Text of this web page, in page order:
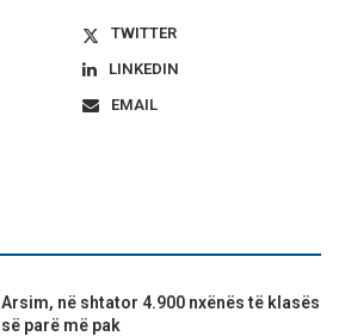
TWITTER
LINKEDIN
EMAIL
Arsim, në shtator 4.900 nxënës të klasës
së parë më pak